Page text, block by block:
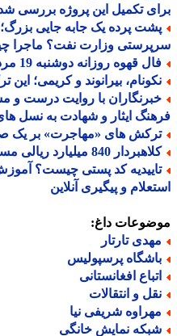
تکمیل این پروژه بررسی شد
پرده یک جابه جایی بزرگ؛
وزارت نفت؟ ماجرا
قهوه روزانه دوشنبه 19 مرداد ماه 1405
بیرانوند و کریمی؛ این
با روایت درست و
ایثار و شهادت به نسل های
های «مهاجرت» بر یک
840 میلیارد ریالی مسکن ملی در ابهر دستگیر شد
کد پستی چیست؟ آموزش
و پیگیری آنلاین
داغ:
تارتار
پرسپولیس
افغانستانی
و انتقالات
شریفی نیا
نمایش خانگی